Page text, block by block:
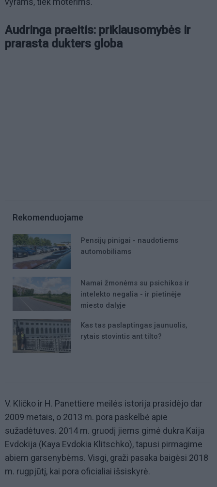
Audringa praeitis: priklausomybės ir
prarasta dukters globa
Rekomenduojame
Pensijų pinigai - naudotiems
automobiliams
Namai žmonėms su psichikos ir
intelekto negalia - ir pietinėje
miesto dalyje
Kas tas paslaptingas jaunuolis,
rytais stovintis ant tilto?
V. Kličko ir H. Panettiere meilės istorija prasidėjo dar
2009 metais, o 2013 m. pora paskelbė apie
sužadėtuves. 2014 m. gruodį jiems gimė dukra Kaija
Evdokija (Kaya Evdokia Klitschko), tapusi pirmagime
abiem garsenybėms. Visgi, graži pasaka baigėsi 2018
m. rugpjūtį, kai pora oficialiai išsiskyrė.